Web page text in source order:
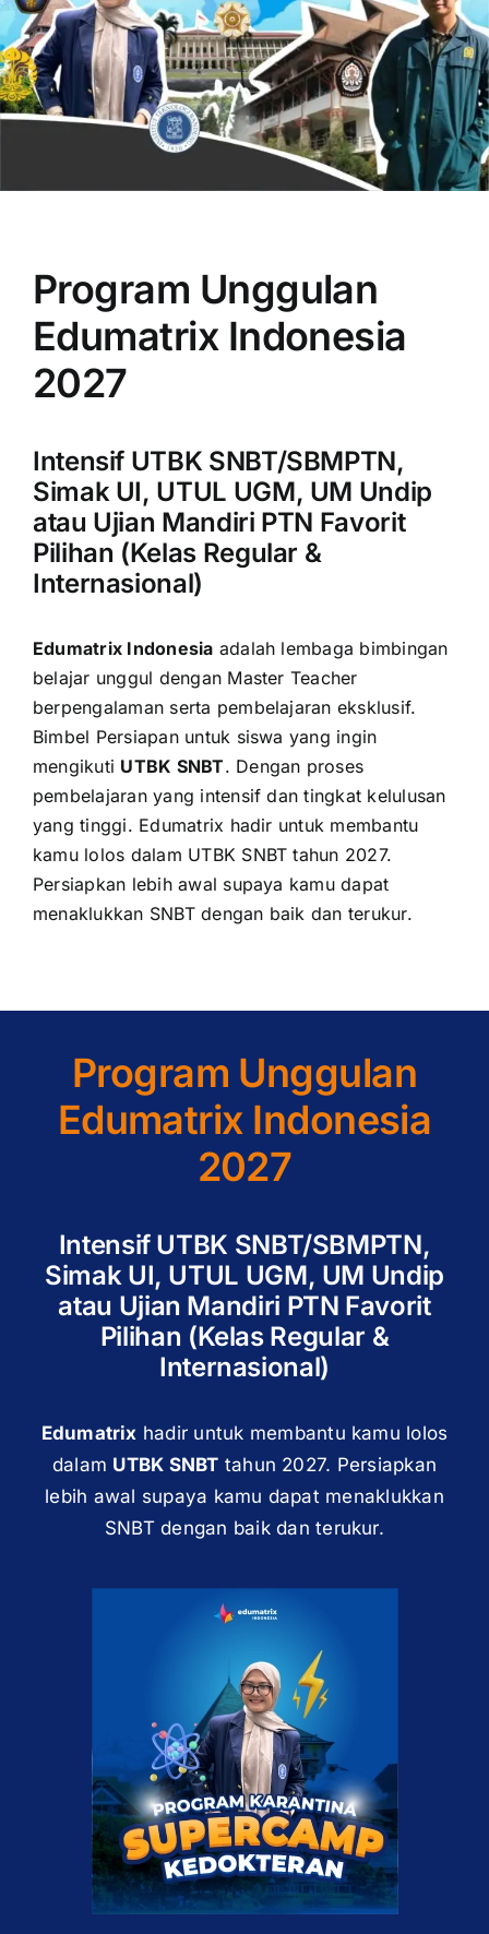
OUR PROGRAM
CONTACT US
Program Unggulan
Edumatrix Indonesia
2027
Intensif UTBK SNBT/SBMPTN,
Simak UI, UTUL UGM, UM Undip
atau Ujian Mandiri PTN Favorit
Pilihan (Kelas Regular &
Internasional)
Edumatrix Indonesia adalah lembaga bimbingan
belajar unggul dengan Master Teacher
berpengalaman serta pembelajaran eksklusif.
Bimbel Persiapan untuk siswa yang ingin
mengikuti UTBK SNBT. Dengan proses
pembelajaran yang intensif dan tingkat kelulusan
yang tinggi. Edumatrix hadir untuk membantu
kamu lolos dalam UTBK SNBT tahun 2027.
Persiapkan lebih awal supaya kamu dapat
menaklukkan SNBT dengan baik dan terukur.
Program Unggulan
Edumatrix Indonesia
2027
Intensif UTBK SNBT/SBMPTN,
Simak UI, UTUL UGM, UM Undip
atau Ujian Mandiri PTN Favorit
Pilihan (Kelas Regular &
Internasional)
Edumatrix hadir untuk membantu kamu lolos
dalam UTBK SNBT tahun 2027. Persiapkan
lebih awal supaya kamu dapat menaklukkan
SNBT dengan baik dan terukur.